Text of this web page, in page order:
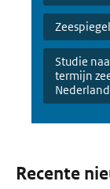
Studie
termijn
Recente